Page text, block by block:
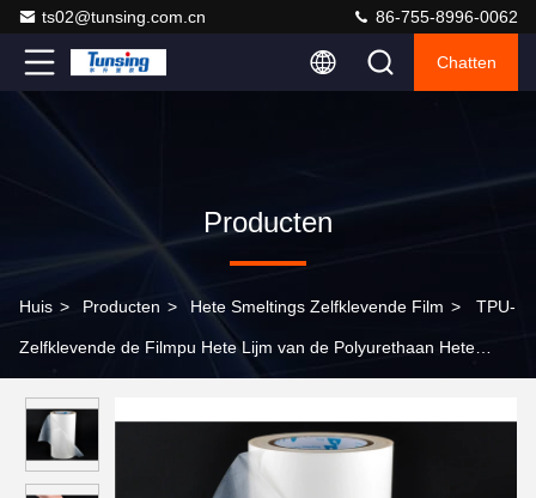
ts02@tunsing.com.cn 86-755-8996-0062
Chatten
Producten
Huis > Producten > Hete Smeltings Zelfklevende Film > TPU-
Zelfklevende de Filmpu Hete Lijm van de Polyurethaan Hete